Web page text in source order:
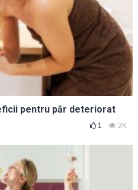
pentru păr deteriorat
1 2K